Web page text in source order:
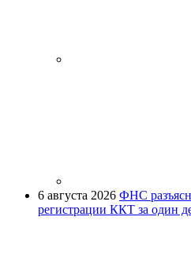
6 августа 2026 ФНС
регистрации ККТ за один